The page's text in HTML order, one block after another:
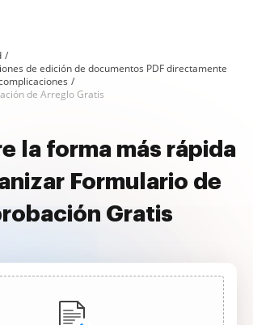
de edición de documentos PDF directamente
de Arreglo Gratis
la forma más rápida
Formulario de
Gratis